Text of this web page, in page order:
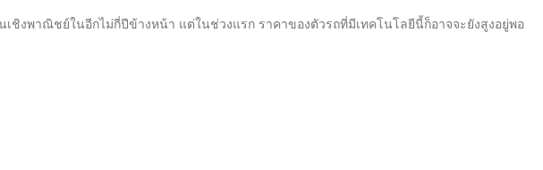
ชิงพาณิชย์ในอีกไม่กี่ปีข้างหน้า แต่ในช่วงแรก ราคาของตัวรถที่มีเทคโนโลยีนี้ก็อาจจะยังสูงอยู่พอ